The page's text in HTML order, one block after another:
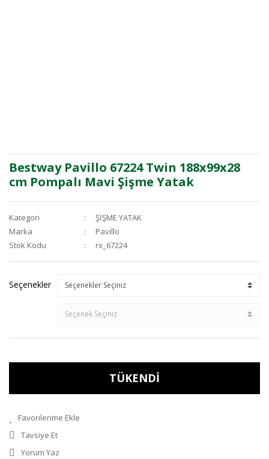
Bestway Pavillo 67224 Twin 188x99x28
cm Pompalı Mavi Şişme Yatak
Kategori
ŞİŞME YATAK
Marka
Pavillo
Stok Kodu
rx_67224
Seçenekler
TÜKENDİ
Tavsiye Et
Yorum Yaz